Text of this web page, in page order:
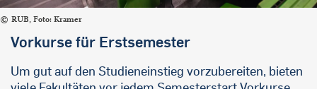
RUB, Foto: Kramer
Vorkurse für Erstsemester
Um gut auf den Studieneinstieg vorzubereiten, bieten